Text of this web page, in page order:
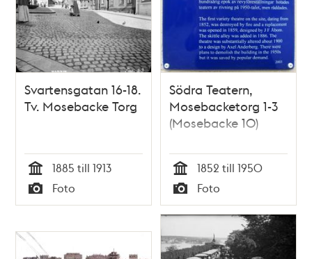
Svartensgatan 16-18.
Tv. Mosebacke Torg
Tid
1885 till 1913
Typ
Foto
Södra Teatern,
Mosebacketorg 1-3
(Mosebacke 10)
Tid
1852 till 1950
Typ
Foto